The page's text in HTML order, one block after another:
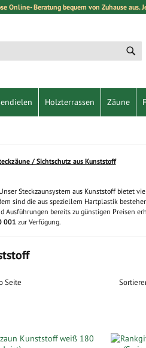
Online- Beratung bequem von Zuhause aus.
Holzterrassen Zäune
/ Sichtschutz aus Kunststoff
Steckzaunsystem aus Kunststoff bietet
sind die aus speziellem Hartplastik
bereits zu günstigen Preisen
001 zur Verfügung.
Seite